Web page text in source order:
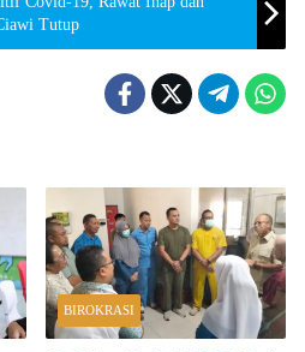
Tutup
BIROKRASI